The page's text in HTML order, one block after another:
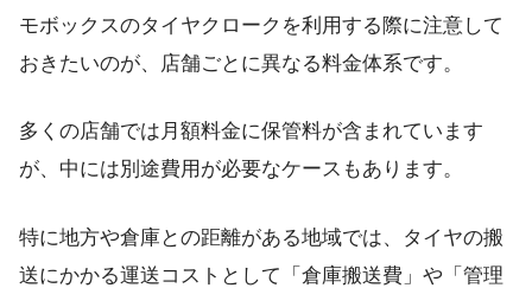
モボックスのタイヤクロークを利用する際に注意して
おきたいのが、店舗ごとに異なる料金体系です。
多くの店舗では月額料金に保管料が含まれています
が、中には別途費用が必要なケースもあります。
特に地方や倉庫との距離がある地域では、タイヤの搬
送にかかる運送コストとして「倉庫搬送費」や「管理